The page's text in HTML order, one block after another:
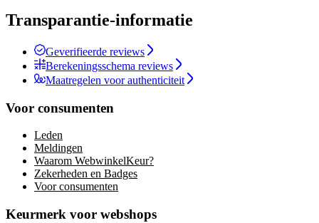
Transparantie-informatie
Geverifieerde reviews
Berekeningsschema reviews
Maatregelen voor authenticiteit
Voor consumenten
Leden
Meldingen
Waarom WebwinkelKeur?
Zekerheden en Badges
Voor consumenten
Keurmerk voor webshops